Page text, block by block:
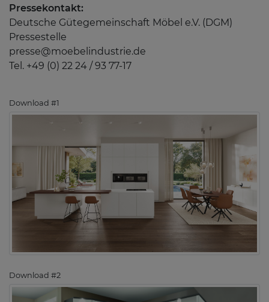
Pressekontakt:
Deutsche Gütegemeinschaft Möbel e.V. (DGM)
Pressestelle
presse@moebelindustrie.de
Tel. +49 (0) 22 24 / 93 77-17
Download #1
Download #2